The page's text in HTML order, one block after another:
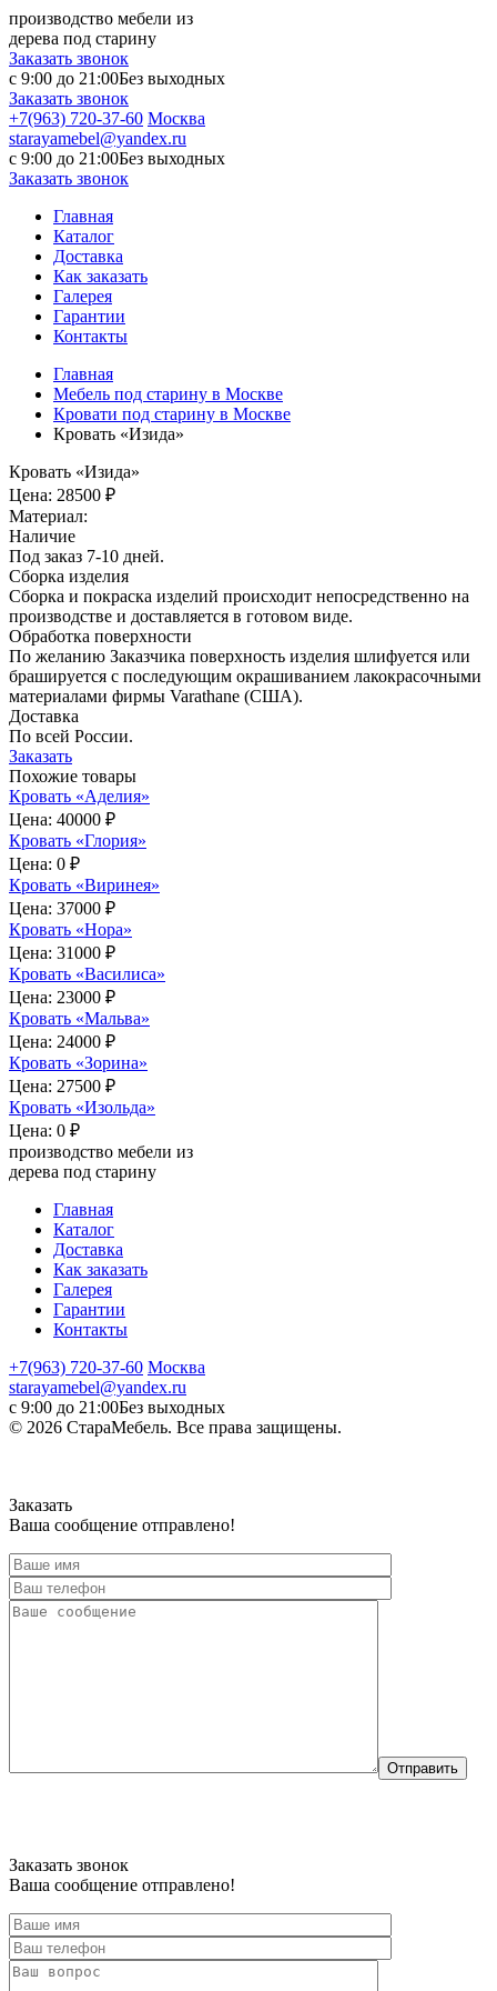
производство мебели из
дерева под старину
Заказать звонок
с 9:00 до 21:00Без выходных
Заказать звонок
+7(963) 720-37-60 Москва
starayamebel@yandex.ru
с 9:00 до 21:00Без выходных
Заказать звонок
Главная
Каталог
Доставка
Как заказать
Галерея
Гарантии
Контакты
Главная
Мебель под старину в Москве
Кровати под старину в Москве
Кровать «Изида»
Кровать «Изида»
Цена: 28500 ₽
Материал:
Наличие
Под заказ 7-10 дней.
Сборка изделия
Сборка и покраска изделий происходит непосредственно на
производстве и доставляется в готовом виде.
Обработка поверхности
По желанию Заказчика поверхность изделия шлифуется или
брашируется с последующим окрашиванием лакокрасочными
материалами фирмы Varathane (США).
Доставка
По всей России.
Заказать
Похожие товары
Кровать «Аделия»
Цена: 40000 ₽
Кровать «Глория»
Цена: 0 ₽
Кровать «Виринея»
Цена: 37000 ₽
Кровать «Нора»
Цена: 31000 ₽
Кровать «Василиса»
Цена: 23000 ₽
Кровать «Мальва»
Цена: 24000 ₽
Кровать «Зорина»
Цена: 27500 ₽
Кровать «Изольда»
Цена: 0 ₽
производство мебели из
дерева под старину
Главная
Каталог
Доставка
Как заказать
Галерея
Гарантии
Контакты
+7(963) 720-37-60 Москва
starayamebel@yandex.ru
с 9:00 до 21:00Без выходных
© 2026 СтараМебель. Все права защищены.
Заказать
Ваша сообщение отправлено!
Отправить
Заказать звонок
Ваша сообщение отправлено!